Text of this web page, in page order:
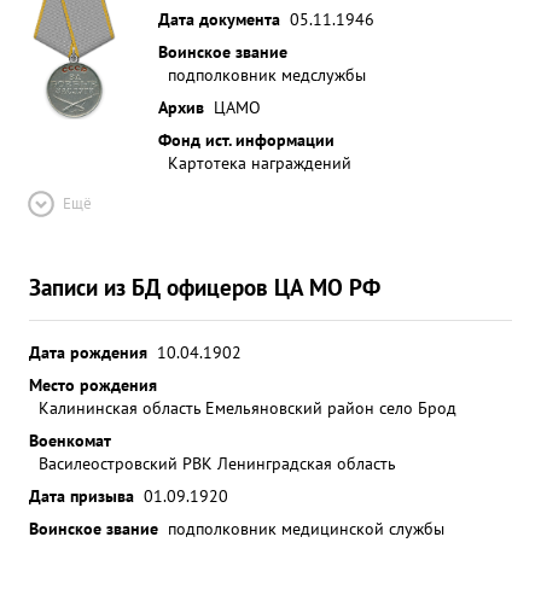
Дата документа 05.11.1946
Воинское звание
подполковник медслужбы
Архив ЦАМО
Фонд ист. информации
Картотека награждений
Ещё
Записи из БД офицеров ЦА МО РФ
Дата рождения 10.04.1902
Место рождения
Калининская область Емельяновский район село Брод
Военкомат
Василеостровский РВК Ленинградская область
Дата призыва 01.09.1920
Воинское звание подполковник медицинской службы